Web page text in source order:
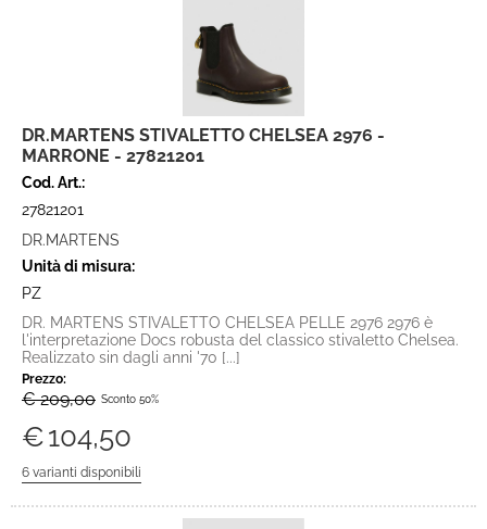
DR.MARTENS STIVALETTO CHELSEA 2976 -
MARRONE - 27821201
Cod. Art.:
27821201
DR.MARTENS
Unità di misura:
PZ
DR. MARTENS STIVALETTO CHELSEA PELLE 2976 2976 è
l'interpretazione Docs robusta del classico stivaletto Chelsea.
Realizzato sin dagli anni '70 [...]
Prezzo:
€ 209,00 Sconto 50%
€104,50